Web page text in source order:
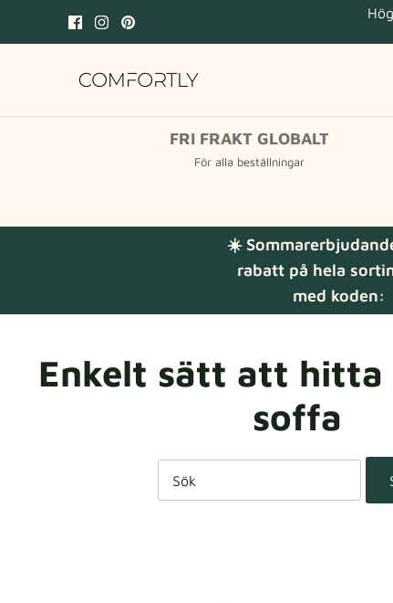
FRI FRAKT GLOBALT
För alla beställningar
☀️
rabatt på hela
med koden:
Enkelt sätt att hitta
soffa